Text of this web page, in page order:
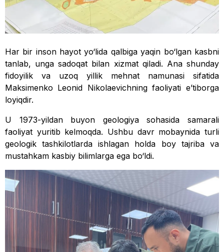
Har bir inson hayot yo‘lida qalbiga yaqin bo‘lgan kasbni
tanlab, unga sadoqat bilan xizmat qiladi. Ana shunday
fidoyilik va uzoq yillik mehnat namunasi sifatida
Maksimenko Leonid Nikolaevichning faoliyati e’tiborga
loyiqdir.
U 1973-yildan buyon geologiya sohasida samarali
faoliyat yuritib kelmoqda. Ushbu davr mobaynida turli
geologik tashkilotlarda ishlagan holda boy tajriba va
mustahkam kasbiy bilimlarga ega bo‘ldi.